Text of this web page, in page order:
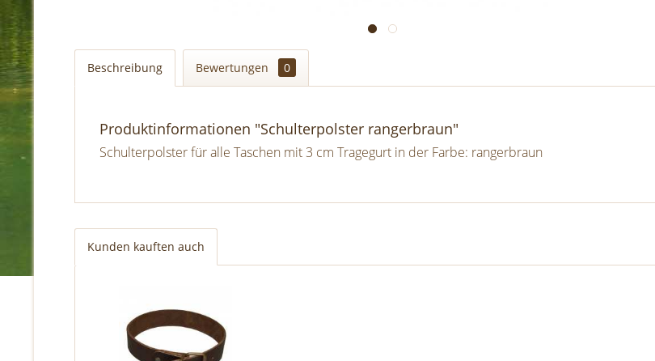
Beschreibung Bewertungen 0
Produktinformationen "Schulterpolster rangerbraun"
Schulterpolster für alle Taschen mit 3 cm Tragegurt in der Farbe: rangerbraun
Kunden kauften auch